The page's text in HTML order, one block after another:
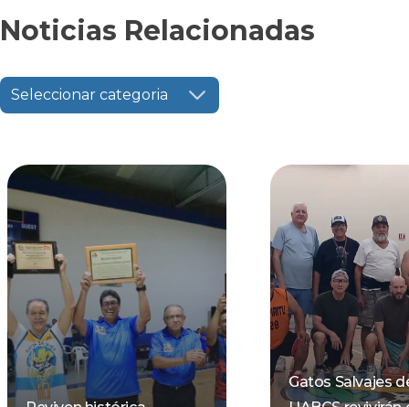
Noticias Relacionadas
Seleccionar categoria
Gatos Salvajes